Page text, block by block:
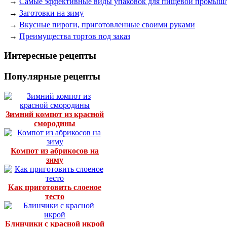
→ Заготовки на зиму
→ Вкусные пироги, приготовленные своими руками
→ Преимущества тортов под заказ
Интересные рецепты
Популярные рецепты
Зимний компот из красной
смородины
Компот из абрикосов на
зиму
Как приготовить слоеное
тесто
Блинчики с красной икрой